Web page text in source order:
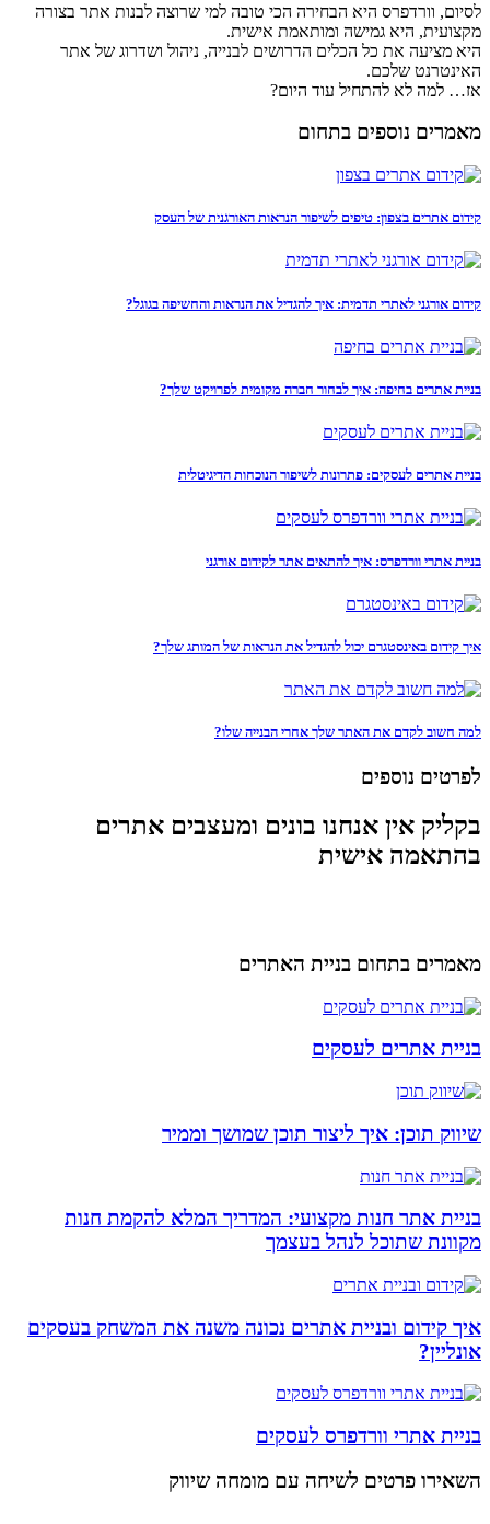
לסיום, וורדפרס היא הבחירה הכי טובה למי שרוצה לבנות אתר בצורה
מקצועית, היא גמישה ומותאמת אישית.
היא מציעה את כל הכלים הדרושים לבנייה, ניהול ושדרוג של אתר
האינטרנט שלכם.
אז… למה לא להתחיל עוד היום?
מאמרים נוספים בתחום
קידום אתרים בצפון: טיפים לשיפור הנראות האורגנית של העסק
קידום אורגני לאתרי תדמית: איך להגדיל את הנראות והחשיפה בגוגל?
בניית אתרים בחיפה: איך לבחור חברה מקומית לפרויקט שלך?
בניית אתרים לעסקים: פתרונות לשיפור הנוכחות הדיגיטלית
בניית אתרי וורדפרס: איך להתאים אתר לקידום אורגני
איך קידום באינסטגרם יכול להגדיל את הנראות של המותג שלך?
למה חשוב לקדם את האתר שלך אחרי הבנייה שלו?
לפרטים נוספים
בקליק אין אנחנו בונים ומעצבים אתרים
בהתאמה אישית
מאמרים בתחום בניית האתרים
בניית אתרים לעסקים
שיווק תוכן: איך ליצור תוכן שמושך וממיר
בניית אתר חנות מקצועי: המדריך המלא להקמת חנות
מקוונת שתוכל לנהל בעצמך
איך קידום ובניית אתרים נכונה משנה את המשחק בעסקים
אונליין?
בניית אתרי וורדפרס לעסקים
השאירו פרטים לשיחה עם מומחה שיווק